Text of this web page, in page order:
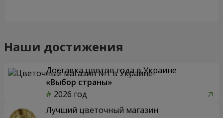
Наши достижения
Доставка цветов года в Украине
«Выбор страны»
2026 год
Лучший цветочный магазин